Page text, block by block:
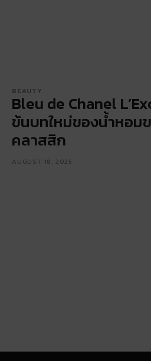
BEAUTY
Bleu de Chanel
ข้นบทใหม่ของน้ำหอม
คลาสสิก
AUGUST 18, 2025